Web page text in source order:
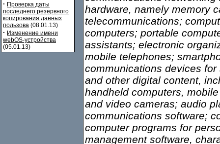
· Проверка даты
последнего резервного
копирования данных
пользова (08.01.13)
· Изменение имени
webOS-устройства
(05.01.13)
hardware, namely memory
telecommunications;
computers; portable
assistants; electronic
mobile telephones;
communications devices
and other digital content,
handheld computers,
and video cameras; audio
communications software;
computer programs for
management software,